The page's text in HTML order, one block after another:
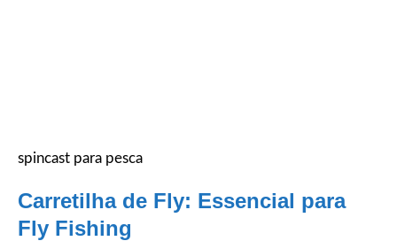
spincast para pesca
Carretilha de Fly: Essencial para
Fly Fishing